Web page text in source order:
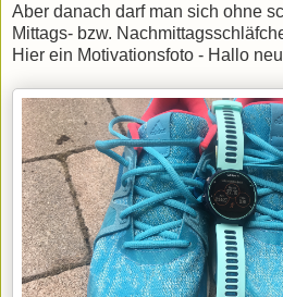
Aber danach darf man sich ohne
Mittags- bzw.
Hier ein Motivationsfoto - Hallo